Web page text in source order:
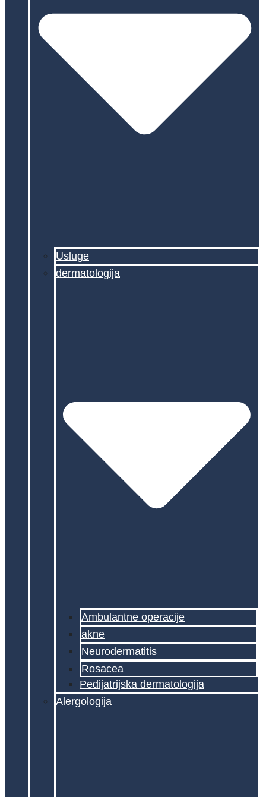
Usluge
dermatologija
Ambulantne operacije
akne
Neurodermatitis
Rosacea
Pedijatrijska dermatologija
Alergologija